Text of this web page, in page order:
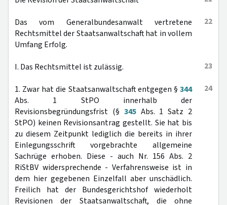
22
Das vom Generalbundesanwalt vertretene
Rechtsmittel der Staatsanwaltschaft hat in vollem
Umfang Erfolg.
23
I. Das Rechtsmittel ist zulässig.
24
1. Zwar hat die Staatsanwaltschaft entgegen § 344
Abs. 1 StPO innerhalb der
Revisionsbegründungsfrist (§ 345Abs. 1 Satz 2
StPO) keinen Revisionsantrag gestellt. Sie hat bis
zu diesem Zeitpunkt lediglich die bereits in ihrer
Einlegungsschrift vorgebrachte allgemeine
Sachrüge erhoben. Diese - auch Nr. 156 Abs. 2
RiStBV widersprechende - Verfahrensweise ist in
dem hier gegebenen Einzelfall aber unschädlich.
Freilich hat der Bundesgerichtshof wiederholt
Revisionen der Staatsanwaltschaft, die ohne